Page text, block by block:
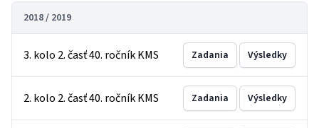
2018 / 2019
3. kolo 2. časť 40. ročník KMS Zadania Výsledky
2. kolo 2. časť 40. ročník KMS Zadania Výsledky